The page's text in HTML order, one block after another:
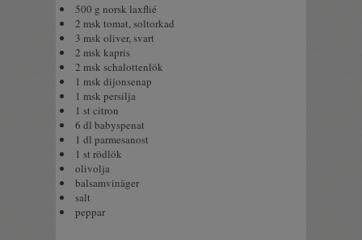
500 g norsk laxflié
2 msk tomat, soltorkad
3 msk oliver, svart
2 msk kapris
2 msk schalottenlök
1 msk dijonsenap
1 msk persilja
1 st citron
6 dl babyspenat
1 dl parmesanost
1 st rödlök
olivolja
balsamvinäger
salt
peppar